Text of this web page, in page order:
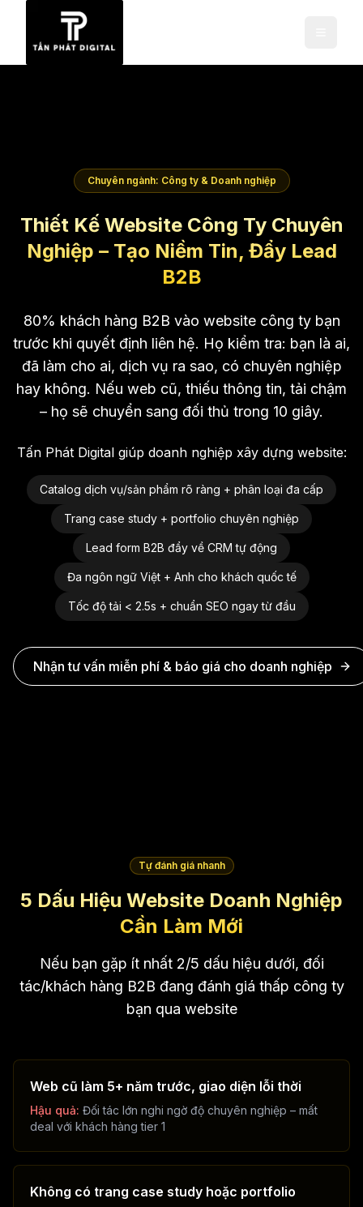
Chuyên ngành: Công ty & Doanh nghiệp
Thiết Kế Website Công Ty Chuyên
Nghiệp – Tạo Niềm Tin, Đẩy Lead
B2B
80% khách hàng B2B vào website công ty bạn
trước khi quyết định liên hệ. Họ kiểm tra: bạn là ai,
đã làm cho ai, dịch vụ ra sao, có chuyên nghiệp
hay không. Nếu web cũ, thiếu thông tin, tải chậm
– họ sẽ chuyển sang đối thủ trong 10 giây.
Tấn Phát Digital giúp doanh nghiệp xây dựng website:
Catalog dịch vụ/sản phẩm rõ ràng + phân loại đa cấp
Trang case study + portfolio chuyên nghiệp
Lead form B2B đẩy về CRM tự động
Đa ngôn ngữ Việt + Anh cho khách quốc tế
Tốc độ tải < 2.5s + chuẩn SEO ngay từ đầu
Nhận tư vấn miễn phí & báo giá cho doanh nghiệp
Tự đánh giá nhanh
5 Dấu Hiệu Website Doanh Nghiệp
Cần Làm Mới
Nếu bạn gặp ít nhất 2/5 dấu hiệu dưới, đối
tác/khách hàng B2B đang đánh giá thấp công ty
bạn qua website
Web cũ làm 5+ năm trước, giao diện lỗi thời
Hậu quả: Đối tác lớn nghi ngờ độ chuyên nghiệp – mất
deal với khách hàng tier 1
Không có trang case study hoặc portfolio